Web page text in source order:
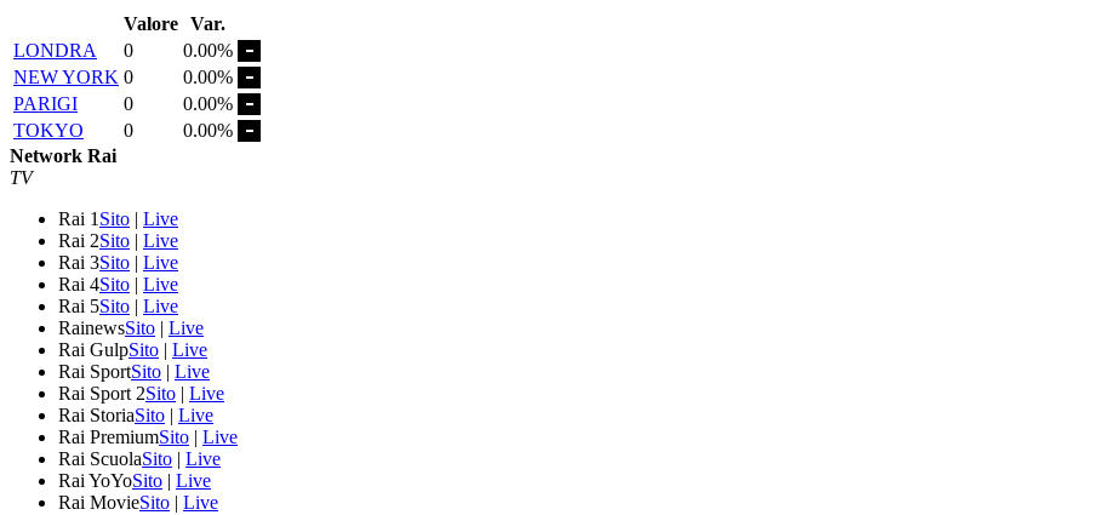
Valore Var.
LONDRA
0
0.00%
NEW YORK 0
0.00%
PARIGI
0
0.00%
TOKYO
0
0.00%
Network Rai
TV
Rai 1 Sito | Live
Rai 2Sito | Live
Rai 3Sito | Live
Rai 4Sito | Live
Rai 5Sito | Live
RainewsSito | Live
Rai GulpSito | Live
Rai SportSito | Live
Rai Sport 2Sito | Live
Rai StoriaSito | Live
Rai PremiumSito | Live
Rai ScuolaSito | Live
Rai YoYoSito | Live
Rai MovieSito | Live